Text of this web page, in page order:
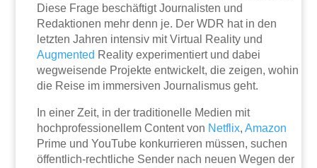
Diese Frage beschäftigt Journalisten und
Redaktionen mehr denn je. Der WDR hat in den
letzten Jahren intensiv mit Virtual Reality und
Augmented Reality experimentiert und dabei
wegweisende Projekte entwickelt, die zeigen, wohin
die Reise im immersiven Journalismus geht.
In einer Zeit, in der traditionelle Medien mit
hochprofessionellem Content von Netflix,Amazon
Prime und YouTube konkurrieren müssen, suchen
öffentlich-rechtliche Sender nach neuen Wegen der